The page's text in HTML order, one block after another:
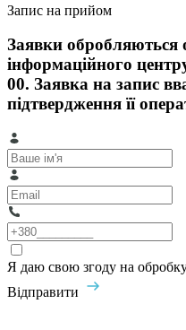
Запис на прийом
Заявки обробляються
інформаційного
00. Заявка на запис
підтвердження її
Я даю свою згоду на
Відправити